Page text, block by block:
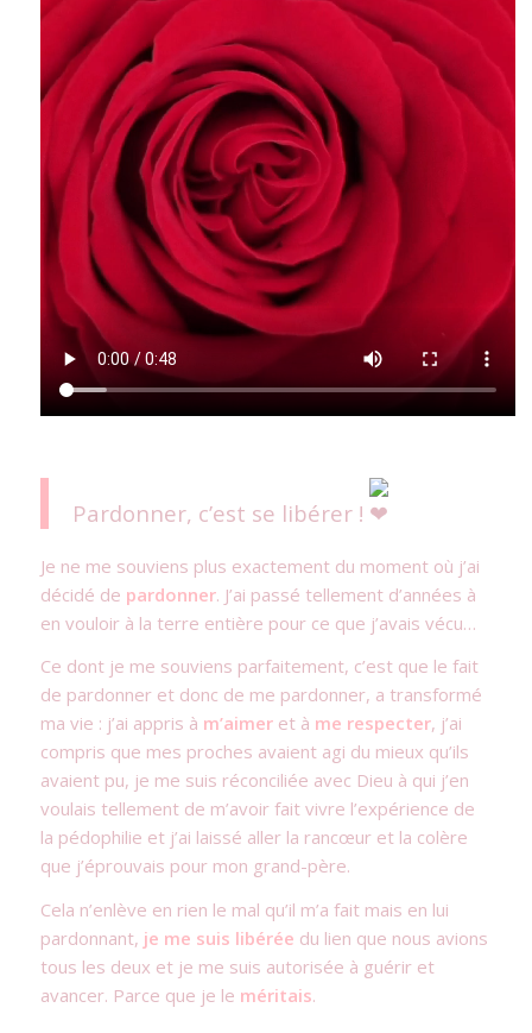
Pardonner, c’est se libérer !
Je ne me souviens plus exactement du moment où j’ai
décidé de pardonner. J’ai passé tellement d’années à
en vouloir à la terre entière pour ce que j’avais vécu…
Ce dont je me souviens parfaitement, c’est que le fait
de pardonner et donc de me pardonner, a transformé
ma vie : j’ai appris à m’aimeret à me respecter, j’ai
compris que mes proches avaient agi du mieux qu’ils
avaient pu, je me suis réconciliée avec Dieu à qui j’en
voulais tellement de m’avoir fait vivre l’expérience de
la pédophilie et j’ai laissé aller la rancœur et la colère
que j’éprouvais pour mon grand-père.
Cela n’enlève en rien le mal qu’il m’a fait mais en lui
pardonnant, je me suis libérée du lien que nous avions
tous les deux et je me suis autorisée à guérir et
avancer. Parce que je le méritais.